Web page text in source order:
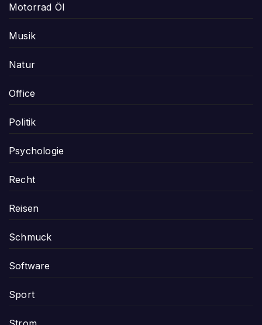
Motorrad Öl
Musik
Natur
Office
Politik
Psychologie
Recht
Reisen
Schmuck
Software
Sport